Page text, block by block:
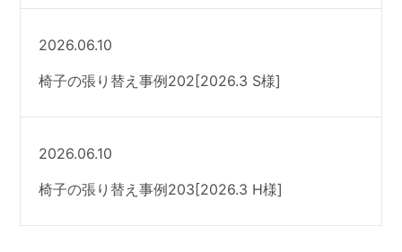
2026.06.10
椅子の張り替え事例202[2026.3 S様]
2026.06.10
椅子の張り替え事例203[2026.3 H様]